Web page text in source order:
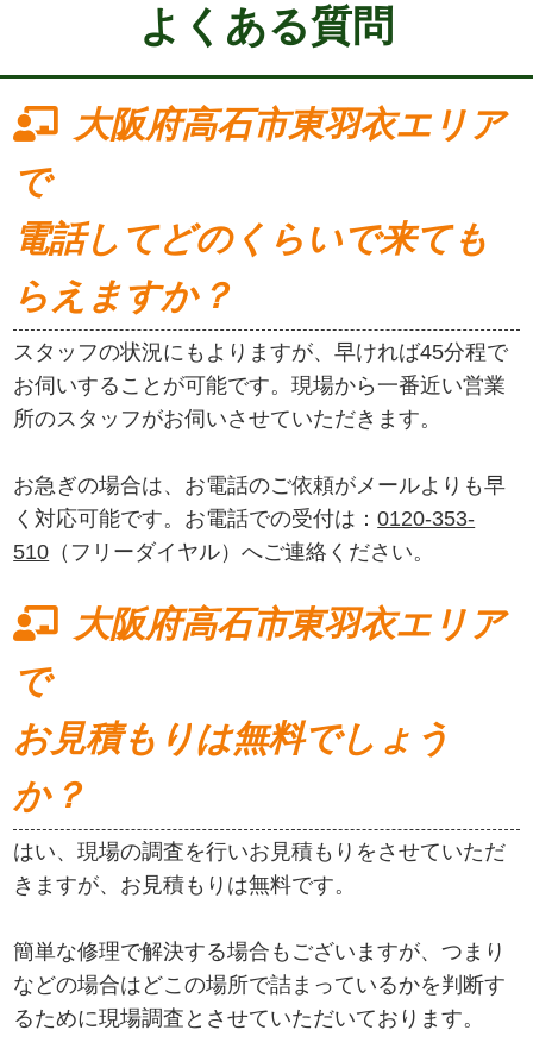
よくある質問
大阪府高石市東羽衣エリア
で
電話してどのくらいで来ても
らえますか？
スタッフの状況にもよりますが、早ければ45分程で
お伺いすることが可能です。現場から一番近い営業
所のスタッフがお伺いさせていただきます。
お急ぎの場合は、お電話のご依頼がメールよりも早
く対応可能です。お電話での受付は：0120-353-
510 （フリーダイヤル）へご連絡ください。
大阪府高石市東羽衣エリア
で
お見積もりは無料でしょう
か？
はい、現場の調査を行いお見積もりをさせていただ
きますが、お見積もりは無料です。
簡単な修理で解決する場合もございますが、つまり
などの場合はどこの場所で詰まっているかを判断す
るために現場調査とさせていただいております。